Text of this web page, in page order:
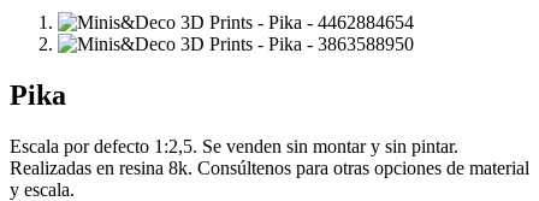
Pika
Escala por defecto 1:2,5. Se venden sin montar y sin pintar.
Realizadas en resina 8k. Consúltenos para otras opciones de material
y escala.